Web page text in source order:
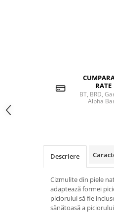
RATE
BT, BRD,
Alpha
Descriere
Cizmulite din piele
adaptează formei
piciorului să fie
sănătoasă a